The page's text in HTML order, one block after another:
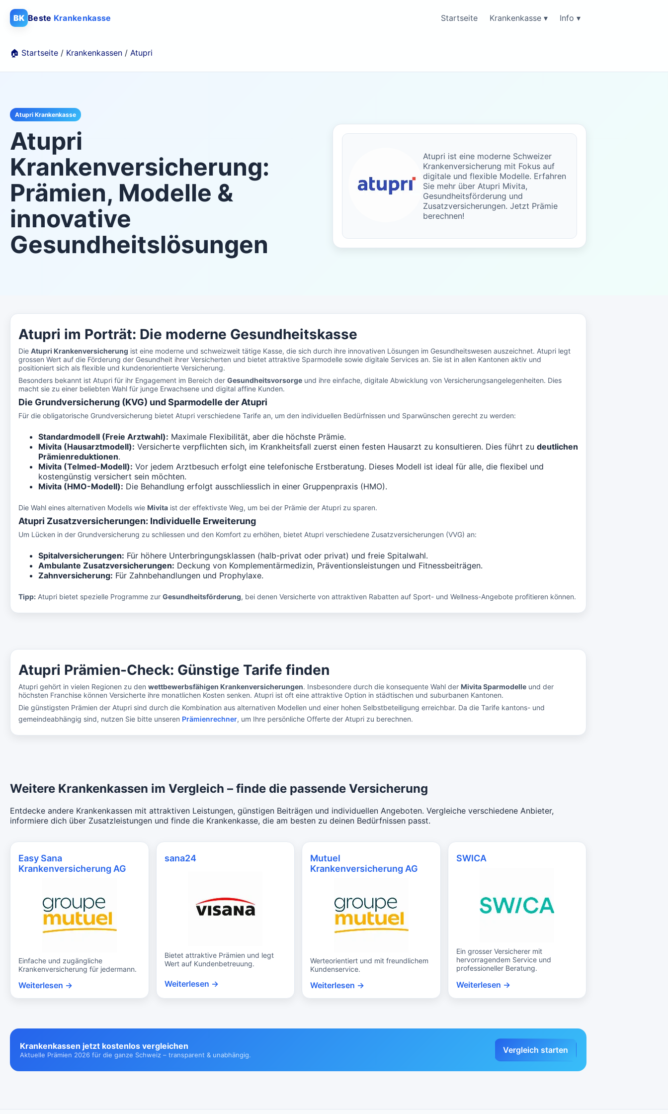
BK Beste Krankenkasse Startseite Krankenkasse ▾ Info ▾
🏠 Startseite / Krankenkassen / Atupri
Atupri Krankenkasse
Atupri
Krankenversicherung:
Prämien, Modelle &
innovative
Gesundheitslösungen
Atupri ist eine moderne Schweizer
Krankenversicherung mit Fokus auf
digitale und flexible Modelle. Erfahren
Sie mehr über Atupri Mivita,
Gesundheitsförderung und
Zusatzversicherungen. Jetzt Prämie
berechnen!
Atupri im Porträt: Die moderne Gesundheitskasse
Die Atupri Krankenversicherung ist eine moderne und schweizweit tätige Kasse, die sich durch ihre innovativen Lösungen im Gesundheitswesen auszeichnet. Atupri legt
grossen Wert auf die Förderung der Gesundheit ihrer Versicherten und bietet attraktive Sparmodelle sowie digitale Services an. Sie ist in allen Kantonen aktiv und
positioniert sich als flexible und kundenorientierte Versicherung.
Besonders bekannt ist Atupri für ihr Engagement im Bereich der Gesundheitsvorsorge und ihre einfache, digitale Abwicklung von Versicherungsangelegenheiten. Dies
macht sie zu einer beliebten Wahl für junge Erwachsene und digital affine Kunden.
Die Grundversicherung (KVG) und Sparmodelle der Atupri
Für die obligatorische Grundversicherung bietet Atupri verschiedene Tarife an, um den individuellen Bedürfnissen und Sparwünschen gerecht zu werden:
Standardmodell (Freie Arztwahl): Maximale Flexibilität, aber die höchste Prämie.
Mivita (Hausarztmodell): Versicherte verpflichten sich, im Krankheitsfall zuerst einen festen Hausarzt zu konsultieren. Dies führt zu deutlichen
Prämienreduktionen.
Mivita (Telmed-Modell): Vor jedem Arztbesuch erfolgt eine telefonische Erstberatung. Dieses Modell ist ideal für alle, die flexibel und
kostengünstig versichert sein möchten.
Mivita (HMO-Modell): Die Behandlung erfolgt ausschliesslich in einer Gruppenpraxis (HMO).
Die Wahl eines alternativen Modells wie Mivita ist der effektivste Weg, um bei der Prämie der Atupri zu sparen.
Atupri Zusatzversicherungen: Individuelle Erweiterung
Um Lücken in der Grundversicherung zu schliessen und den Komfort zu erhöhen, bietet Atupri verschiedene Zusatzversicherungen (VVG) an:
Spitalversicherungen: Für höhere Unterbringungsklassen (halb-privat oder privat) und freie Spitalwahl.
Ambulante Zusatzversicherungen: Deckung von Komplementärmedizin, Präventionsleistungen und Fitnessbeiträgen.
Zahnversicherung: Für Zahnbehandlungen und Prophylaxe.
Tipp: Atupri bietet spezielle Programme zur Gesundheitsförderung, bei denen Versicherte von attraktiven Rabatten auf Sport- und Wellness-Angebote profitieren können.
Atupri Prämien-Check: Günstige Tarife finden
Atupri gehört in vielen Regionen zu den wettbewerbsfähigen Krankenversicherungen. Insbesondere durch die konsequente Wahl der Mivita Sparmodelle und der
höchsten Franchise können Versicherte ihre monatlichen Kosten senken. Atupri ist oft eine attraktive Option in städtischen und suburbanen Kantonen.
Die günstigsten Prämien der Atupri sind durch die Kombination aus alternativen Modellen und einer hohen Selbstbeteiligung erreichbar. Da die Tarife kantons- und
gemeindeabhängig sind, nutzen Sie bitte unseren Prämienrechner, um Ihre persönliche Offerte der Atupri zu berechnen.
Weitere Krankenkassen im Vergleich – finde die passende Versicherung
Entdecke andere Krankenkassen mit attraktiven Leistungen, günstigen Beiträgen und individuellen Angeboten. Vergleiche verschiedene Anbieter,
informiere dich über Zusatzleistungen und finde die Krankenkasse, die am besten zu deinen Bedürfnissen passt.
Easy Sana
Krankenversicherung AG
Einfache und zugängliche
Krankenversicherung für jedermann.
Weiterlesen →
sana24
Bietet attraktive Prämien und legt
Wert auf Kundenbetreuung.
Weiterlesen →
Mutuel
Krankenversicherung AG
Werteorientiert und mit freundlichem
Kundenservice.
Weiterlesen →
SWICA
Ein grosser Versicherer mit
hervorragendem Service und
professioneller Beratung.
Weiterlesen →
Krankenkassen jetzt kostenlos vergleichen
Aktuelle Prämien 2026 für die ganze Schweiz – transparent & unabhängig. Vergleich starten